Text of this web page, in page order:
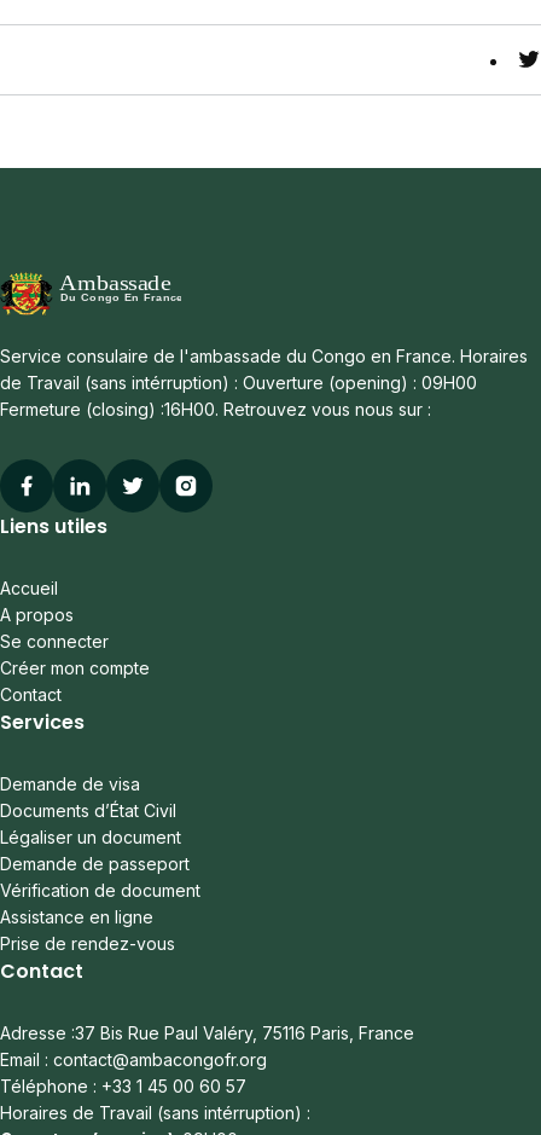
Service consulaire de l'ambassade du Congo en France. Horaires
de Travail (sans intérruption) : Ouverture (opening) : 09H00
Fermeture (closing) :16H00. Retrouvez vous nous sur :
Facebook
LinkedinTwitterInstagram
Liens utiles
Accueil
A propos
Se connecter
Créer mon compte
Contact
Services
Demande de visa
Documents d’État Civil
Légaliser un document
Demande de passeport
Vérification de document
Assistance en ligne
Prise de rendez-vous
Contact
Adresse :37 Bis Rue Paul Valéry, 75116 Paris, France
Email : contact@ambacongofr.org
Téléphone : +33 1 45 00 60 57
Horaires de Travail (sans intérruption) :